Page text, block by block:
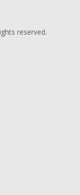
reserved.